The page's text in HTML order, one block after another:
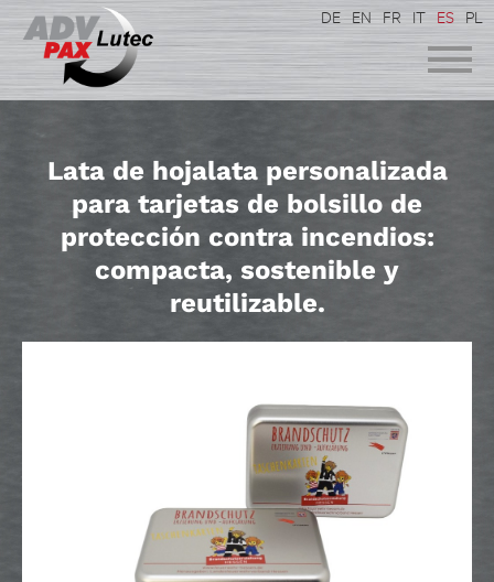
DE EN FR IT ES PL
Lata de hojalata personalizada
para tarjetas de bolsillo de
protección contra incendios:
compacta, sostenible y
reutilizable.